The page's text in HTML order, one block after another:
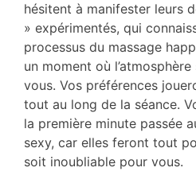
hésitent à manifester leurs
» expérimentés, qui
processus du massage
un moment où
vous. Vos préférences
tout au long de la séance.
la première minute passée
sexy, car elles feront tout
soit inoubliable pour vous.